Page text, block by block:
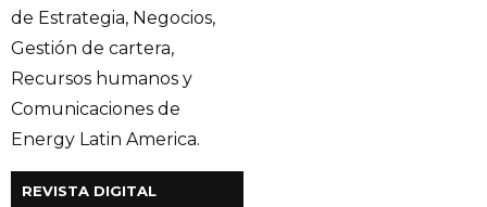
de Estrategia, Negocios,
Gestión de cartera,
Recursos humanos y
Comunicaciones de
Energy Latin America.
REVISTA DIGITAL